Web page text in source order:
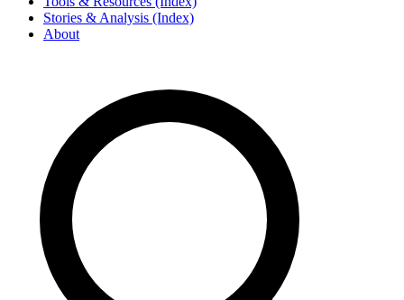
Stories & Analysis (Index)
About